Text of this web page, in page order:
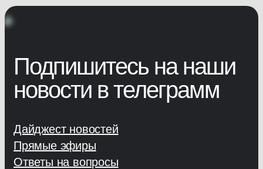
Подпишитесь на наши
новости в телеграмм
Дайджест новостей
Прямые эфиры
Ответы на вопросы